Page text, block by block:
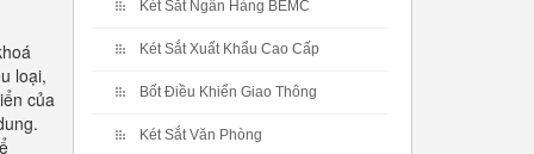
loại,
của
Két Sắt Ngân Hàng BEMC
Két Sắt Xuất Khẩu Cao Cấp
Bốt Điều Khiển Giao Thông
Két Sắt Văn Phòng